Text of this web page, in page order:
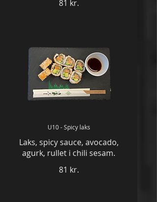
81 kr.
U10 - Spicy laks
Laks, spicy sauce, avocado,
agurk, rullet i chili sesam.
81 kr.